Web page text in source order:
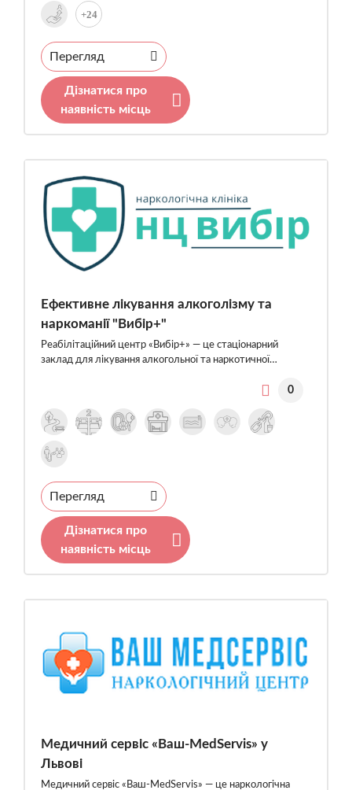
+24
Перегляд
Дізнатися про
наявність місць
Ефективне лікування алкоголізму та
наркоманії "Вибір+"
Реабілітаційний центр «Вибір+» — це стаціонарний
заклад для лікування алкогольної та наркотичної…
0
Перегляд
Дізнатися про
наявність місць
Медичний сервіс «Ваш-MedServis» у
Львові
Медичний сервіс «Ваш-MedServis» — це наркологічна